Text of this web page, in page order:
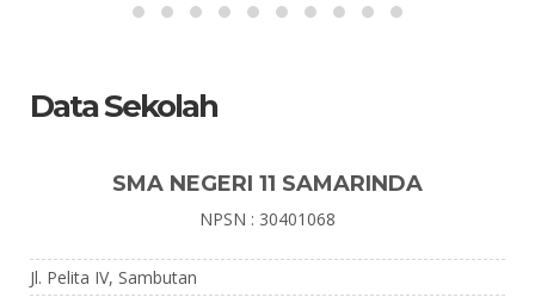
Data Sekolah
SMA NEGERI 11 SAMARINDA
NPSN : 30401068
Jl. Pelita IV, Sambutan